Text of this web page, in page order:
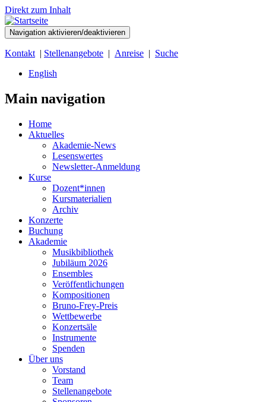
Direkt zum Inhalt
Navigation aktivieren/deaktivieren
Kontakt | Stellenangebote | Anreise | Suche
English
Main navigation
Home
Aktuelles
Akademie-News
Lesenswertes
Newsletter-Anmeldung
Kurse
Dozent*innen
Kursmaterialien
Archiv
Konzerte
Buchung
Akademie
Musikbibliothek
Jubiläum 2026
Ensembles
Veröffentlichungen
Kompositionen
Bruno-Frey-Preis
Wettbewerbe
Konzertsäle
Instrumente
Spenden
Über uns
Vorstand
Team
Stellenangebote